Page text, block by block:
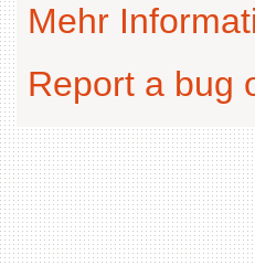
Mehr
Report a bug